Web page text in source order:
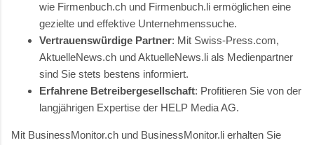
wie Firmenbuch.ch und Firmenbuch.li ermöglichen eine
gezielte und effektive Unternehmenssuche.
Vertrauenswürdige Partner: Mit Swiss-Press.com,
AktuelleNews.ch und AktuelleNews.li als Medienpartner
sind Sie stets bestens informiert.
Erfahrene Betreibergesellschaft: Profitieren Sie von der
langjährigen Expertise der HELP Media AG.
Mit BusinessMonitor.ch und BusinessMonitor.li erhalten Sie